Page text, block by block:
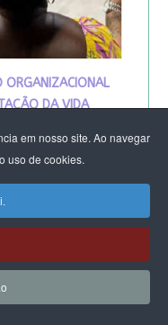
em nosso site. Ao navegar
uso de cookies.
ORGANIZACIONAL
DA VIDA